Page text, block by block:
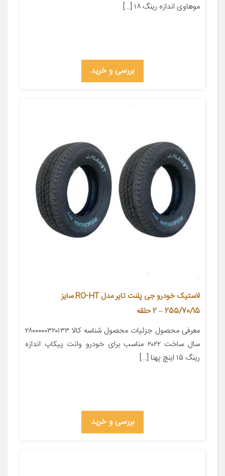
موهاوی اندازه رینگ ۱۸ […]
بررسی و خرید
لاستیک خودرو جی پلنت تایر مدل RO-HT سایز
255/70/15 – 2 حلقه
معرفی محصول جزئیات محصول شناسه کالا ۲۸۰۰۰۰۰۳۲۰۱۳۳
سال ساخت ۲۰۲۲ مناسب برای خودرو وانت پیکاپ اندازه
رینگ ۱۵ اینچ پهنا […]
بررسی و خرید